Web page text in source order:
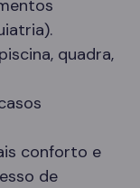
quadra,
conforto e
de